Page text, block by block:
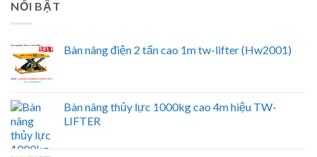
NỔI BẬT
Bàn nâng điện 2 tấn cao 1m tw-lifter (Hw2001)
Bàn nâng thủy lực 1000kg cao 4m hiệu TW-
LIFTER